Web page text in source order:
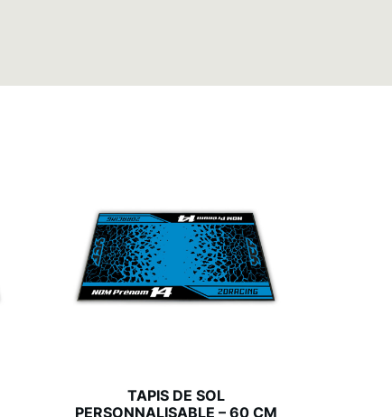
TAPIS DE SOL
PERSONNALISABLE – 60 CM